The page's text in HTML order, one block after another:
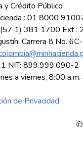
y Crédito Público
: 01 8000
1) 381 1700 Ext :
Carrera 8 No.
NIT: 899.999.090-2
a viernes, 8:00
de Privacidad
©